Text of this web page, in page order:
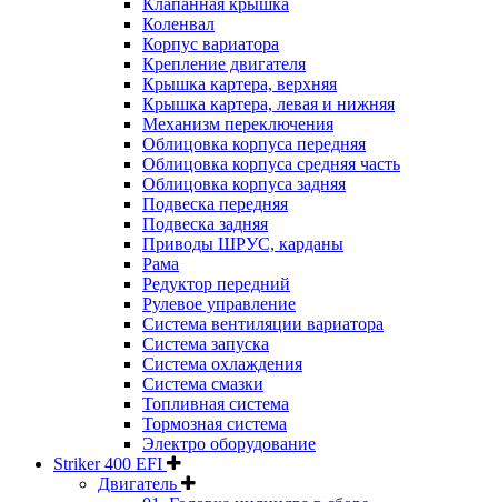
Клапанная крышка
Коленвал
Корпус вариатора
Крепление двигателя
Крышка картера, верхняя
Крышка картера, левая и нижняя
Механизм переключения
Облицовка корпуса передняя
Облицовка корпуса средняя часть
Облицовка корпуса задняя
Подвеска передняя
Подвеска задняя
Приводы ШРУС, карданы
Рама
Редуктор передний
Рулевое управление
Система вентиляции вариатора
Система запуска
Система охлаждения
Система смазки
Топливная система
Тормозная система
Электро оборудование
Striker 400 EFI
Двигатель